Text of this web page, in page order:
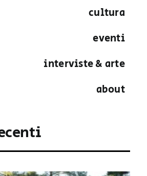
cultura
eventi
interviste & arte
about